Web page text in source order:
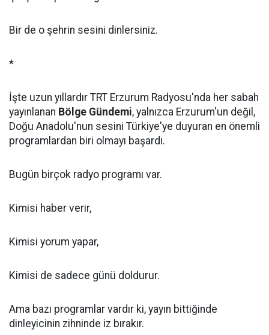
Bir de o şehrin sesini dinlersiniz.
*
İşte uzun yıllardır TRT Erzurum Radyosu'nda her sabah
yayınlanan Bölge Gündemi, yalnızca Erzurum'un değil,
Doğu Anadolu'nun sesini Türkiye'ye duyuran en önemli
programlardan biri olmayı başardı.
Bugün birçok radyo programı var.
Kimisi haber verir,
Kimisi yorum yapar,
Kimisi de sadece günü doldurur.
Ama bazı programlar vardır ki, yayın bittiğinde
dinleyicinin zihninde iz bırakır.